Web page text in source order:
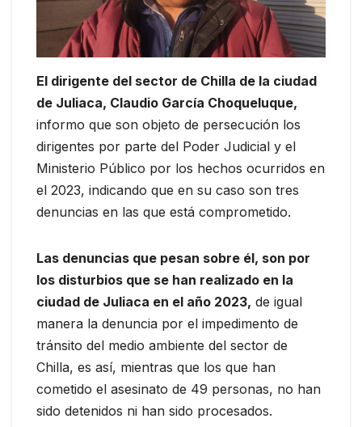
El dirigente del sector de Chilla de la ciudad
de Juliaca, Claudio García Choqueluque,
informo que son objeto de persecución los
dirigentes por parte del Poder Judicial y el
Ministerio Público por los hechos ocurridos en
el 2023, indicando que en su caso son tres
denuncias en las que está comprometido.
Las denuncias que pesan sobre él, son por
los disturbios que se han realizado en la
ciudad de Juliaca en el año 2023, de igual
manera la denuncia por el impedimento de
tránsito del medio ambiente del sector de
Chilla, es así, mientras que los que han
cometido el asesinato de 49 personas, no han
sido detenidos ni han sido procesados.